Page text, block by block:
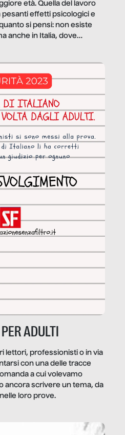
età. Quella del lavoro
pesanti effetti psicologici e
si pensi: non esiste
anche in Italia, dove
ADULTI
lettori, professionisti o in via
con una delle tracce
a cui volevamo
ancora scrivere un tema, da
loro prove.